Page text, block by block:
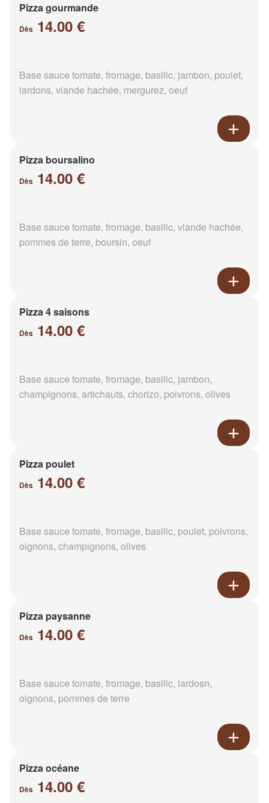
Pizza gourmande
Dès 14.00 €
Base sauce tomate, fromage, basilic, jambon, poulet,
lardons, viande hachée, mergurez, oeuf
Pizza boursalino
Dès 14.00 €
Base sauce tomate, fromage, basilic, viande hachée,
pommes de terre, boursin, oeuf
Pizza 4 saisons
Dès 14.00 €
Base sauce tomate, fromage, basilic, jambon,
champignons, artichauts, chorizo, poivrons, olives
Pizza poulet
Dès 14.00 €
Base sauce tomate, fromage, basilic, poulet, poivrons,
oignons, champignons, olives
Pizza paysanne
Dès 14.00 €
Base sauce tomate, fromage, basilic, lardosn,
oignons, pommes de terre
Pizza océane
Dès 14.00 €